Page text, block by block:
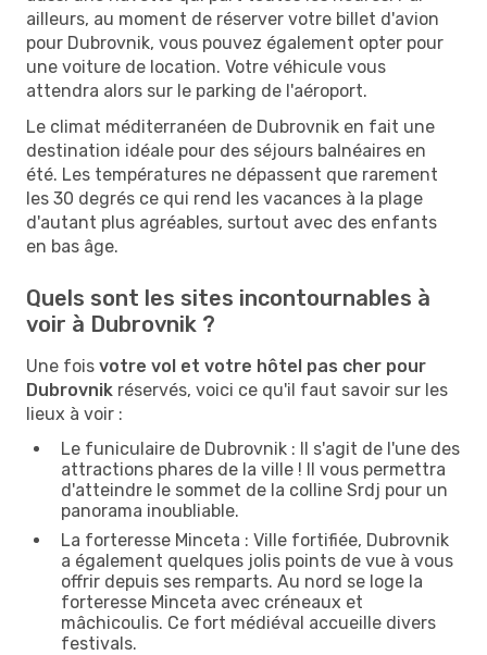
ailleurs, au moment de réserver votre billet d'avion
pour Dubrovnik, vous pouvez également opter pour
une voiture de location. Votre véhicule vous
attendra alors sur le parking de l'aéroport.
Le climat méditerranéen de Dubrovnik en fait une
destination idéale pour des séjours balnéaires en
été. Les températures ne dépassent que rarement
les 30 degrés ce qui rend les vacances à la plage
d'autant plus agréables, surtout avec des enfants
en bas âge.
Quels sont les sites incontournables à
voir à Dubrovnik ?
Une fois votre vol et votre hôtel pas cher pour
Dubrovnik réservés, voici ce qu'il faut savoir sur les
lieux à voir :
Le funiculaire de Dubrovnik : Il s'agit de l'une des
attractions phares de la ville ! Il vous permettra
d'atteindre le sommet de la colline Srdj pour un
panorama inoubliable.
La forteresse Minceta : Ville fortifiée, Dubrovnik
a également quelques jolis points de vue à vous
offrir depuis ses remparts. Au nord se loge la
forteresse Minceta avec créneaux et
mâchicoulis. Ce fort médiéval accueille divers
festivals.